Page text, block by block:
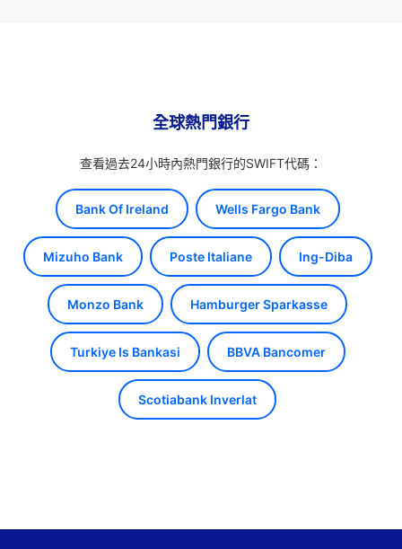
全球熱門銀行
查看過去24小時內熱門銀行的SWIFT代碼：
Bank Of Ireland Wells Fargo Bank
Mizuho Bank Poste Italiane Ing-Diba
Monzo Bank Hamburger Sparkasse
Turkiye Is Bankasi BBVA Bancomer
Scotiabank Inverlat